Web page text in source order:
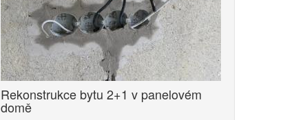
Rekonstrukce bytu 2+1 v panelovém
domě